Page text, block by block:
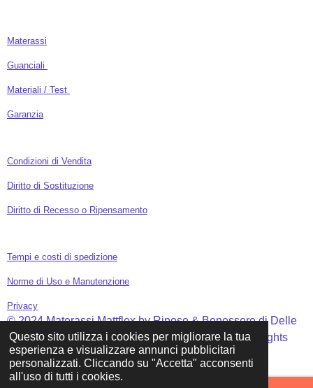
Questo sito utilizza i cookies per migliorare la tua
esperienza e visualizzare annunci pubblicitari
personalizzati. Cliccando su "Accetta" acconsenti
all'uso di tutti i cookies.
Materassi
Guanciali
Materiali / Test
Garanzia
Condizioni di Vendita
Diritto di Sostituzione
Diritto di Recesso o Ripensamento
Tempi e costi di spedizione
Norme di Uso e Manutenzione
Privacy
© 2024 Materassi Mattflex by Riposo & Benessere di Delle
Donne Cinicolo Matteo - P.IVA: 04009460710 - All Rights
Reserved